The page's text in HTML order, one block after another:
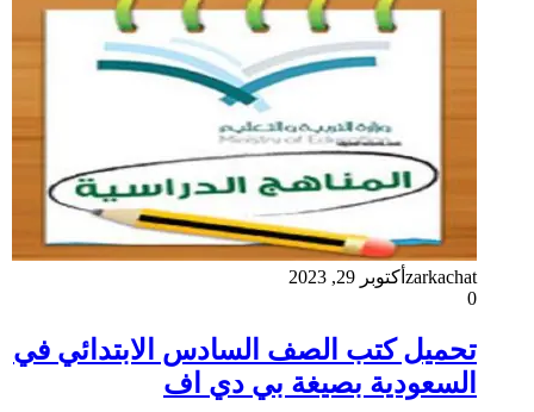
zarkachat أكتوبر 29, 2023
0
تحميل كتب الصف السادس الابتدائي في
السعودية بصيغة بي دي اف